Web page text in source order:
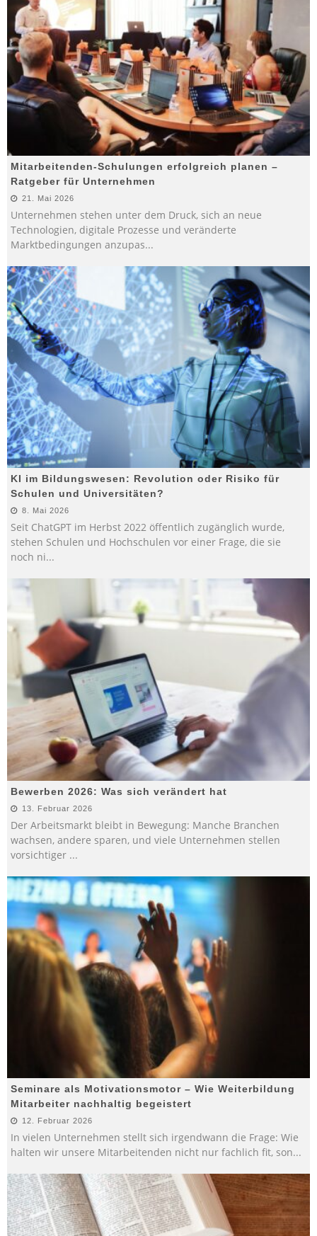
Mitarbeitenden-Schulungen erfolgreich planen –
Ratgeber für Unternehmen
21. Mai 2026
Unternehmen stehen unter dem Druck, sich an neue
Technologien, digitale Prozesse und veränderte
Marktbedingungen anzupas...
KI im Bildungswesen: Revolution oder Risiko für
Schulen und Universitäten?
8. Mai 2026
Seit ChatGPT im Herbst 2022 öffentlich zugänglich wurde,
stehen Schulen und Hochschulen vor einer Frage, die sie
noch ni...
Bewerben 2026: Was sich verändert hat
13. Februar 2026
Der Arbeitsmarkt bleibt in Bewegung: Manche Branchen
wachsen, andere sparen, und viele Unternehmen stellen
vorsichtiger ...
Seminare als Motivationsmotor – Wie Weiterbildung
Mitarbeiter nachhaltig begeistert
12. Februar 2026
In vielen Unternehmen stellt sich irgendwann die Frage: Wie
halten wir unsere Mitarbeitenden nicht nur fachlich fit, son...